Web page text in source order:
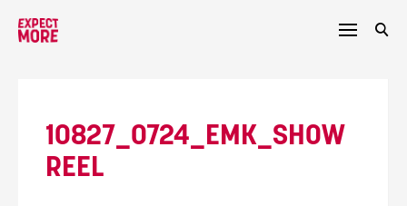
10827_0724_EMK_SHOW
REEL